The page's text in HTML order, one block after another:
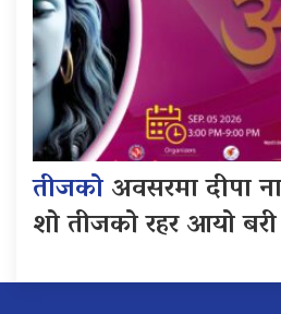
तीजकोअवसरमा दीपा
शो तीजको रहर आयो